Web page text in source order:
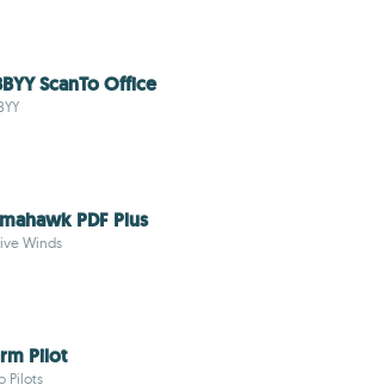
ScanTo Office
PDF Plus
Winds
Pilot
Pilots